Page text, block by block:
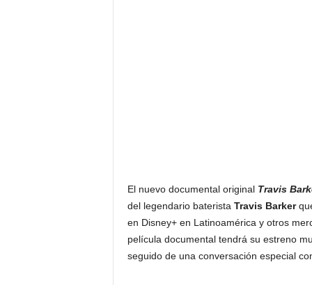
El nuevo documental original Travis
del legendario baterista Travis Barker
en Disney+ en Latinoamérica y otros
película documental tendrá su estreno
seguido de una conversación especial